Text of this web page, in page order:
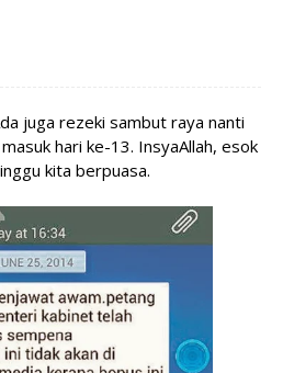
juga rezeki sambut raya nanti
hari ke-13. InsyaAllah, esok
kita berpuasa.